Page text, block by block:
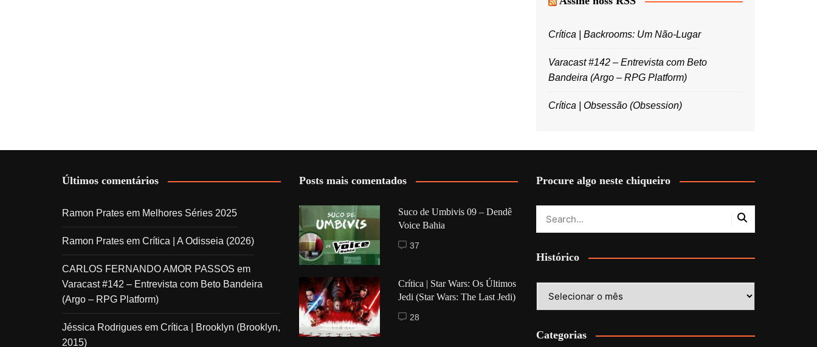
Crítica | Backrooms: Um Não-Lugar
Varacast #142 – Entrevista com Beto
Bandeira (Argo – RPG Platform)
Crítica | Obsessão (Obsession)
Últimos comentários
Ramon Prates em Melhores Séries 2025
Ramon Prates em Crítica | A Odisseia (2026)
CARLOS FERNANDO AMOR PASSOS em
Varacast #142 – Entrevista com Beto Bandeira
(Argo – RPG Platform)
Jéssica Rodrigues em Crítica | Brooklyn (Brooklyn,
2015)
Posts mais comentados
Suco de Umbivis 09 – Dendê
Voice Bahia
37
Crítica | Star Wars: Os Últimos
Jedi (Star Wars: The Last Jedi)
28
Procure algo neste chiqueiro
Histórico
Categorias